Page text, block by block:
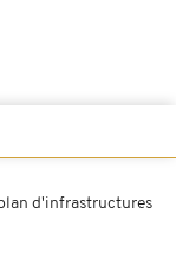
d'infrastructures